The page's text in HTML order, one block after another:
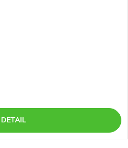
DETAIL